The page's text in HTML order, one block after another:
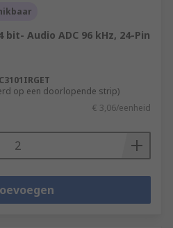
Audio ADC 96 kHz, 24-Pin
op een doorlopende strip)
€ 3,06/eenheid